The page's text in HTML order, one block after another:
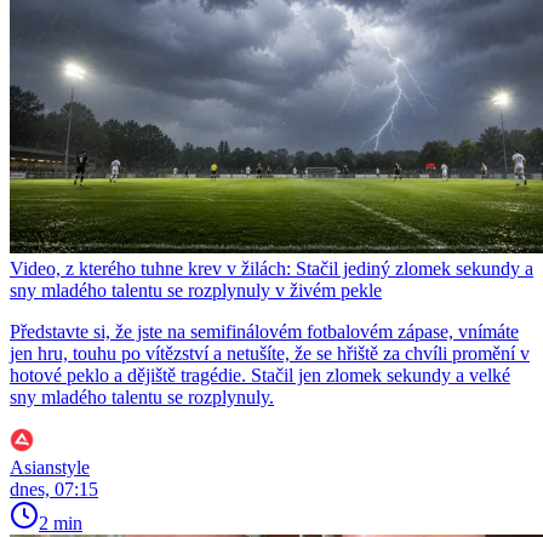
Video, z kterého tuhne krev v žilách: Stačil jediný zlomek sekundy a
sny mladého talentu se rozplynuly v živém pekle
Představte si, že jste na semifinálovém fotbalovém zápase, vnímáte
jen hru, touhu po vítězství a netušíte, že se hřiště za chvíli promění v
hotové peklo a dějiště tragédie. Stačil jen zlomek sekundy a velké
sny mladého talentu se rozplynuly.
Asianstyle
dnes, 07:15
2 min